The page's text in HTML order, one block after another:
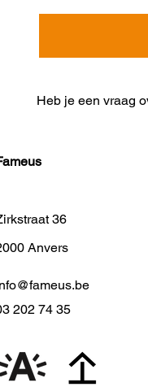
Heb je een vraag
36
Anvers
202 74 35